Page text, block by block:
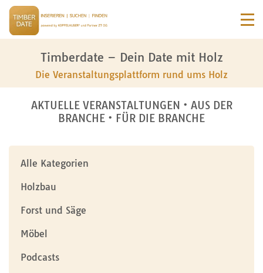
Timberdate – Dein Date mit Holz
Die Veranstaltungsplattform rund ums Holz
AKTUELLE VERANSTALTUNGEN • AUS DER
BRANCHE • FÜR DIE BRANCHE
Alle Kategorien
Holzbau
Forst und Säge
Möbel
Podcasts